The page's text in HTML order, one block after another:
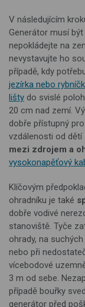
V následujícím
Generátor musí
nepokládejte na
nevystavujte ho
případě, kdy
jezírka nebo
lišty do svislé
20 cm nad zemí.
dobře přístupný
vzdálenosti od dětí
mezi zdrojem a
vysokonapěťový
Klíčovým
ohradníku je také
dobře vodivé
stanoviště. Tyče
ohrady, na
nebo při
vícebodové
3 m od sebe.
případě bouřky
generátor před